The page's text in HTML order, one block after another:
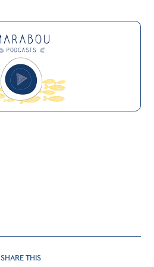
SHARE THISSHARE